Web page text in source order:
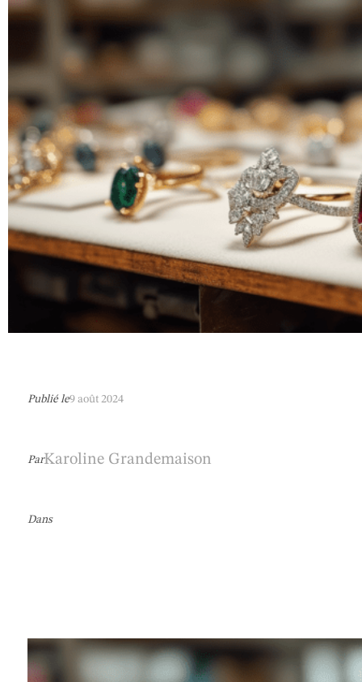
Publié le9 août 2024
ParKaroline Grandemaison
Dans